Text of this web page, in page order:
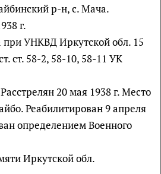
р-н, с. Мача.
г.
УНКВД Иркутской обл. 15
ст. 58-2, 58-10, 58-11 УК
20 мая 1938 г. Место
Реабилитирован 9 апреля
определением Военного
Иркутской обл.